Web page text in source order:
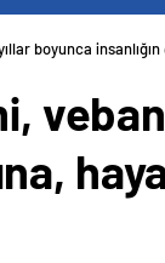
boyunca